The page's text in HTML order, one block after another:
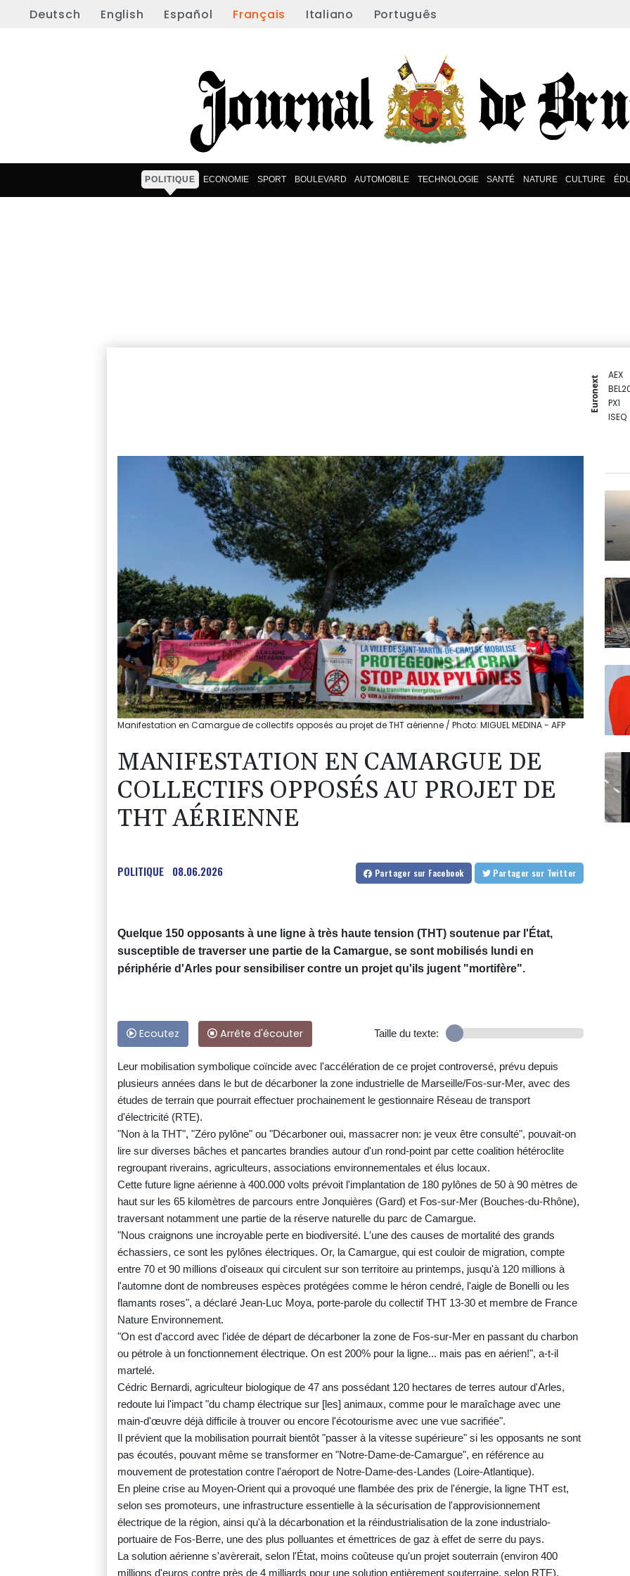
Deutsch English Español Français Italiano Português
POLITIQUE ECONOMIE SPORT BOULEVARD AUTOMOBILE TECHNOLOGIE SANTÉ NATURE CULTURE
Euronext
AEX
PX1
ISEQ
Manifestation en Camargue de collectifs opposés au projet de THT aérienne / Photo: MIGUEL MEDINA - AFP
MANIFESTATION EN CAMARGUE DE
COLLECTIFS OPPOSÉS AU PROJET DE
THT AÉRIENNE
POLITIQUE 08.06.2026 Partager sur Facebook Partager sur Twitter
Quelque 150 opposants à une ligne à très haute tension (THT) soutenue par l'État,
susceptible de traverser une partie de la Camargue, se sont mobilisés lundi en
périphérie d'Arles pour sensibiliser contre un projet qu'ils jugent "mortifère".
Ecoutez Arrête d'écouter Taille du texte:
Leur mobilisation symbolique coïncide avec l'accélération de ce projet controversé, prévu depuis
plusieurs années dans le but de décarboner la zone industrielle de Marseille/Fos-sur-Mer, avec des
études de terrain que pourrait effectuer prochainement le gestionnaire Réseau de transport
d'électricité (RTE).
"Non à la THT", "Zéro pylône" ou "Décarboner oui, massacrer non: je veux être consulté", pouvait-on
lire sur diverses bâches et pancartes brandies autour d'un rond-point par cette coalition hétéroclite
regroupant riverains, agriculteurs, associations environnementales et élus locaux.
Cette future ligne aérienne à 400.000 volts prévoit l'implantation de 180 pylônes de 50 à 90 mètres de
haut sur les 65 kilomètres de parcours entre Jonquières (Gard) et Fos-sur-Mer (Bouches-du-Rhône),
traversant notamment une partie de la réserve naturelle du parc de Camargue.
"Nous craignons une incroyable perte en biodiversité. L'une des causes de mortalité des grands
échassiers, ce sont les pylônes électriques. Or, la Camargue, qui est couloir de migration, compte
entre 70 et 90 millions d'oiseaux qui circulent sur son territoire au printemps, jusqu'à 120 millions à
l'automne dont de nombreuses espèces protégées comme le héron cendré, l'aigle de Bonelli ou les
flamants roses", a déclaré Jean-Luc Moya, porte-parole du collectif THT 13-30 et membre de France
Nature Environnement.
"On est d'accord avec l'idée de départ de décarboner la zone de Fos-sur-Mer en passant du charbon
ou pétrole à un fonctionnement électrique. On est 200% pour la ligne... mais pas en aérien!", a-t-il
martelé.
Cédric Bernardi, agriculteur biologique de 47 ans possédant 120 hectares de terres autour d'Arles,
redoute lui l'impact "du champ électrique sur [les] animaux, comme pour le maraîchage avec une
main-d'œuvre déjà difficile à trouver ou encore l'écotourisme avec une vue sacrifiée".
Il prévient que la mobilisation pourrait bientôt "passer à la vitesse supérieure" si les opposants ne sont
pas écoutés, pouvant même se transformer en "Notre-Dame-de-Camargue", en référence au
mouvement de protestation contre l'aéroport de Notre-Dame-des-Landes (Loire-Atlantique).
En pleine crise au Moyen-Orient qui a provoqué une flambée des prix de l'énergie, la ligne THT est,
selon ses promoteurs, une infrastructure essentielle à la sécurisation de l'approvisionnement
électrique de la région, ainsi qu'à la décarbonation et la réindustrialisation de la zone industrialo-
portuaire de Fos-Berre, une des plus polluantes et émettrices de gaz à effet de serre du pays.
La solution aérienne s'avèrerait, selon l'État, moins coûteuse qu'un projet souterrain (environ 400
millions d'euros contre près de 4 milliards pour une solution entièrement souterraine, selon RTE).